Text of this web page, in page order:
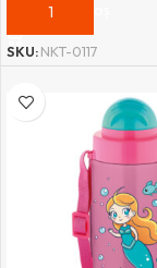
ADAUGĂ ÎN COȘ
SKU:NKT-0117